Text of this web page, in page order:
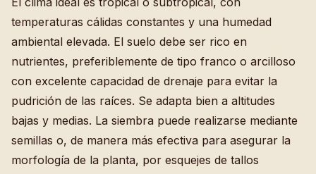
temperaturas cálidas constantes y una humedad
ambiental elevada. El suelo debe ser rico en
nutrientes, preferiblemente de tipo franco o arcilloso
con excelente capacidad de drenaje para evitar la
pudrición de las raíces. Se adapta bien a altitudes
bajas y medias. La siembra puede realizarse mediante
semillas o, de manera más efectiva para asegurar la
morfología de la planta, por esquejes de tallos